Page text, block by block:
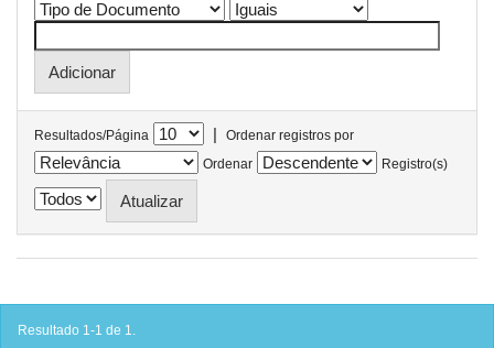
Resultados/Página |
Ordenar registros por
Ordenar
Registro(s)
Resultado 1-1 de 1.